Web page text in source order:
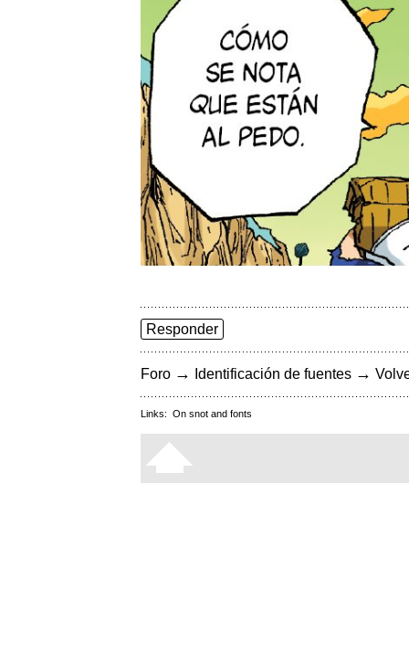
Responder
Foro → Identificación de fuentes →
Links: On snot and fonts